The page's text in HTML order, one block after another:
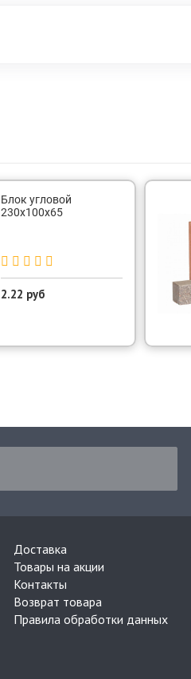
Блок угловой
230х100х65
2.22 руб
Доставка
Товары на акции
Контакты
Возврат товара
Правила обработки данных